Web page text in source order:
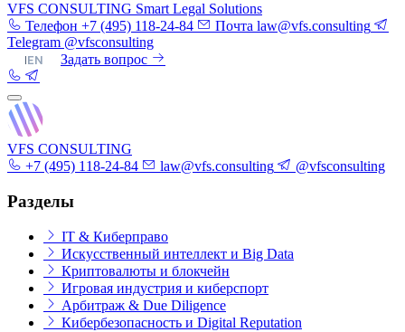
VFS CONSULTING Smart Legal Solutions
Телефон +7 (495) 118-24-84 Почта law@vfs.consulting
Telegram @vfsconsulting
|EN Задать вопрос
VFS CONSULTING
+7 (495) 118-24-84
law@vfs.consulting @vfsconsulting
Разделы
IT & Киберправо
Искусственный интеллект и Big Data
Криптовалюты и блокчейн
Игровая индустрия и киберспорт
Арбитраж & Due Diligence
Кибербезопасность и Digital Reputation